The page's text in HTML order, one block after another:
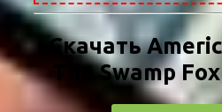
Скачать
The Swamp